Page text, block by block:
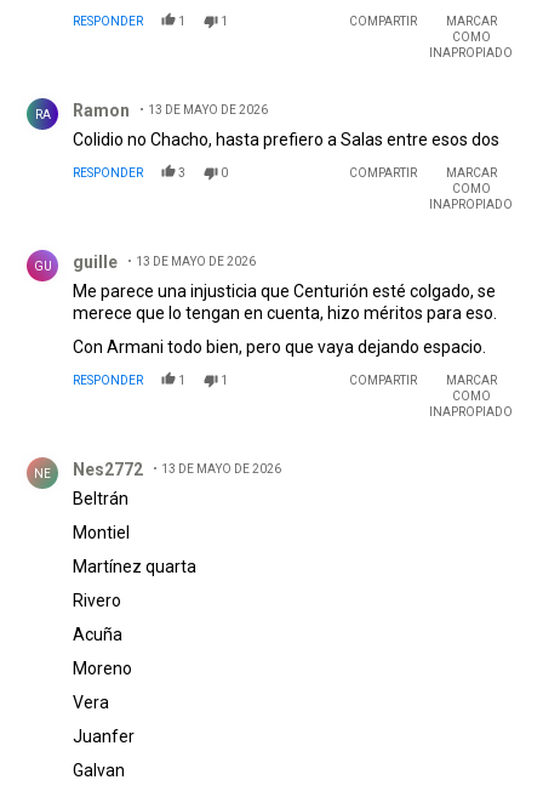
RESPONDER 1 1 COMPARTIR
MARCAR
COMO
INAPROPIADO
RA Ramon 13 DE MAYO DE 2026
Colidio no Chacho, hasta prefiero a Salas entre esos dos
RESPONDER 3 0 COMPARTIR
MARCAR
COMO
INAPROPIADO
GU guille 13 DE MAYO DE 2026
Me parece una injusticia que Centurión esté colgado, se
merece que lo tengan en cuenta, hizo méritos para eso.
Con Armani todo bien, pero que vaya dejando espacio.
RESPONDER 1 1 COMPARTIR
MARCAR
COMO
INAPROPIADO
NE Nes2772 13 DE MAYO DE 2026
Beltrán
Montiel
Martínez quarta
Rivero
Acuña
Moreno
Vera
Juanfer
Galvan